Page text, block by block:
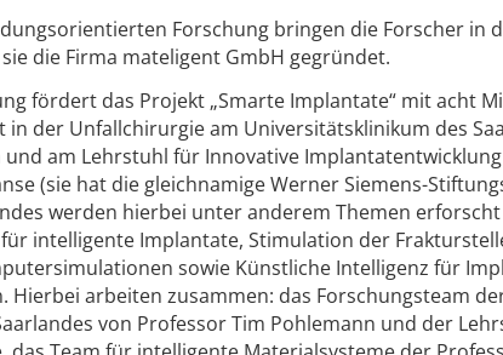
Forschung bringen die Forscher in
die Firma mateligent GmbH gegründet.
fördert das Projekt „Smarte Implantate“ mit acht
der Unfallchirurgie am Universitätsklinikum des
am Lehrstuhl für Innovative
(sie hat die gleichnamige Werner Siemens-
werden hierbei unter anderem Themen erforscht
intelligente Implantate, Stimulation der
sowie Künstliche Intelligenz für
Hierbei arbeiten zusammen: das Forschungsteam
von Professor Tim Pohlemann und der